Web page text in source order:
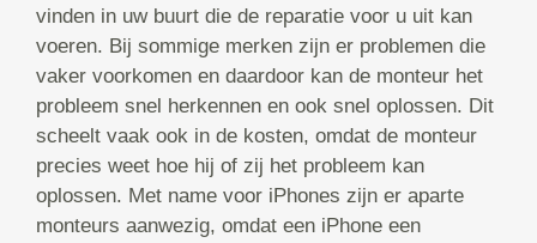
vinden in uw buurt die de reparatie voor u uit kan
voeren. Bij sommige merken zijn er problemen die
vaker voorkomen en daardoor kan de monteur het
probleem snel herkennen en ook snel oplossen. Dit
scheelt vaak ook in de kosten, omdat de monteur
precies weet hoe hij of zij het probleem kan
oplossen. Met name voor iPhones zijn er aparte
monteurs aanwezig, omdat een iPhone een